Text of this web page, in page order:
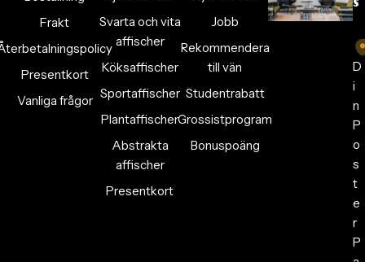
Frakt
Presentkort
Vanliga frågor
Svarta och vita
affischer
Köksaffischer
Sportaffischer
Plantaffischer
Abstrakta
affischer
Presentkort
Jobb
Rekommendera
till vän
Studentrabatt
Grossistprogram
Bonuspoäng
s
D
i
n
P
o
s
t
e
r
P